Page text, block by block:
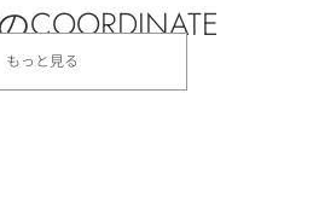
COORDINATE
もっと見る